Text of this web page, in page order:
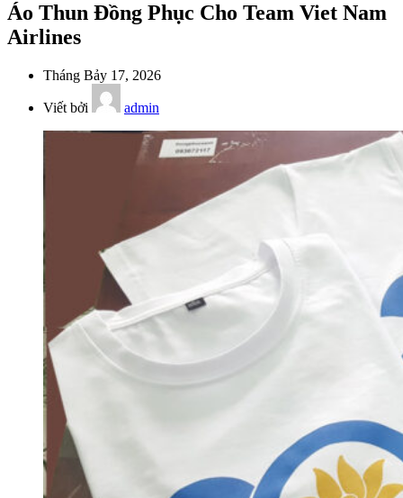
Áo Thun Đồng Phục Cho Team Viet Nam
Airlines
Tháng Bảy 17, 2026
Viết bởi admin